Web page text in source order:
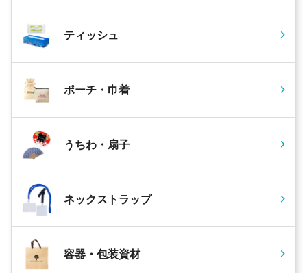
ティッシュ
ポーチ・巾着
うちわ・扇子
ネックストラップ
容器・包装資材